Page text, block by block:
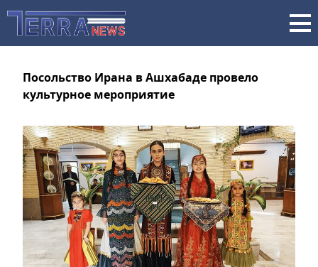
Посольство Ирана в Ашхабаде провело
культурное мероприятие